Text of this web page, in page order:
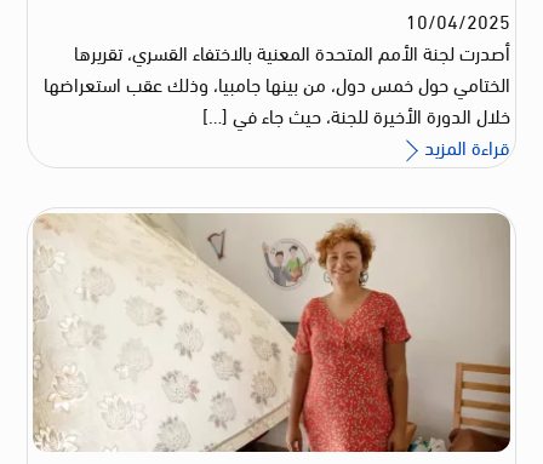
10/04/2025
أصدرت لجنة الأمم المتحدة المعنية بالاختفاء القسري، تقريرها
الختامي حول خمس دول، من بينها جامبيا، وذلك عقب استعراضها
خلال الدورة الأخيرة للجنة، حيث جاء في […]
قراءة المزيد